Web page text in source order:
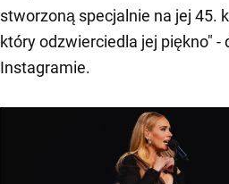
stworzoną specjalnie na jej 45.
który odzwierciedla jej piękno" -
Instagramie.